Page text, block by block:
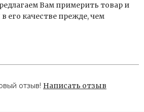
Вам примерить товар и
его качестве прежде, чем
отзыв! Написать отзыв